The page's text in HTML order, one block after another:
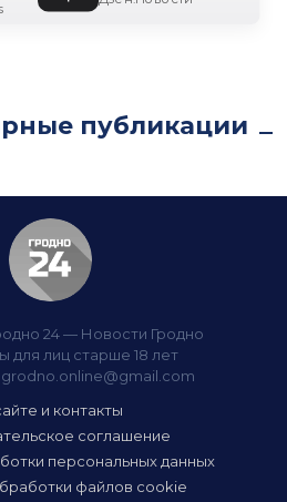
публикации
24 — Новости Гродно
для лиц старше 18 лет
grodno.online@gmail.com
и контакты
соглашение
персональных данных
файлов cookie